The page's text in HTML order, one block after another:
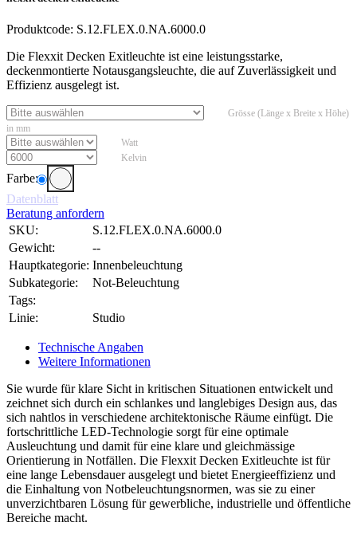
Produktcode: S.12.FLEX.0.NA.6000.0
Die Flexxit Decken Exitleuchte ist eine leistungsstarke,
deckenmontierte Notausgangsleuchte, die auf Zuverlässigkeit und
Effizienz ausgelegt ist.
Grösse (Länge x Breite x Höhe)
in mm
Watt
Kelvin
Farbe:
Datenblatt
Beratung anfordern
SKU:
S.12.FLEX.0.NA.6000.0
Gewicht:
--
Hauptkategorie: Innenbeleuchtung
Subkategorie:
Not-Beleuchtung
Tags:
Linie:
Studio
Technische Angaben
Weitere Informationen
Sie wurde für klare Sicht in kritischen Situationen entwickelt und
zeichnet sich durch ein schlankes und langlebiges Design aus, das
sich nahtlos in verschiedene architektonische Räume einfügt. Die
fortschrittliche LED-Technologie sorgt für eine optimale
Ausleuchtung und damit für eine klare und gleichmässige
Orientierung in Notfällen. Die Flexxit Decken Exitleuchte ist für
eine lange Lebensdauer ausgelegt und bietet Energieeffizienz und
die Einhaltung von Notbeleuchtungsnormen, was sie zu einer
unverzichtbaren Lösung für gewerbliche, industrielle und öffentliche
Bereiche macht.